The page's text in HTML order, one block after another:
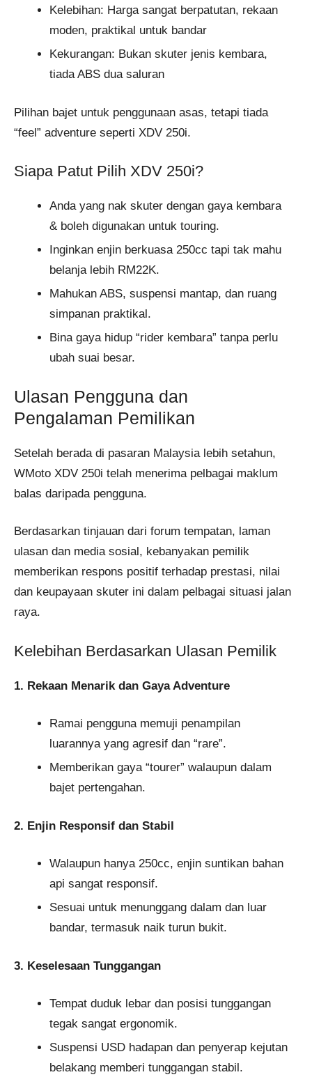
Kelebihan: Harga sangat berpatutan, rekaan
moden, praktikal untuk bandar
Kekurangan: Bukan skuter jenis kembara,
tiada ABS dua saluran
Pilihan bajet untuk penggunaan asas, tetapi tiada
“feel” adventure seperti XDV 250i.
Siapa Patut Pilih XDV 250i?
Anda yang nak skuter dengan gaya kembara
& boleh digunakan untuk touring.
Inginkan enjin berkuasa 250cc tapi tak mahu
belanja lebih RM22K.
Mahukan ABS, suspensi mantap, dan ruang
simpanan praktikal.
Bina gaya hidup “rider kembara” tanpa perlu
ubah suai besar.
Ulasan Pengguna dan
Pengalaman Pemilikan
Setelah berada di pasaran Malaysia lebih setahun,
WMoto XDV 250i telah menerima pelbagai maklum
balas daripada pengguna.
Berdasarkan tinjauan dari forum tempatan, laman
ulasan dan media sosial, kebanyakan pemilik
memberikan respons positif terhadap prestasi, nilai
dan keupayaan skuter ini dalam pelbagai situasi jalan
raya.
Kelebihan Berdasarkan Ulasan Pemilik
1. Rekaan Menarik dan Gaya Adventure
Ramai pengguna memuji penampilan
luarannya yang agresif dan “rare”.
Memberikan gaya “tourer” walaupun dalam
bajet pertengahan.
2. Enjin Responsif dan Stabil
Walaupun hanya 250cc, enjin suntikan bahan
api sangat responsif.
Sesuai untuk menunggang dalam dan luar
bandar, termasuk naik turun bukit.
3. Keselesaan Tunggangan
Tempat duduk lebar dan posisi tunggangan
tegak sangat ergonomik.
Suspensi USD hadapan dan penyerap kejutan
belakang memberi tunggangan stabil.